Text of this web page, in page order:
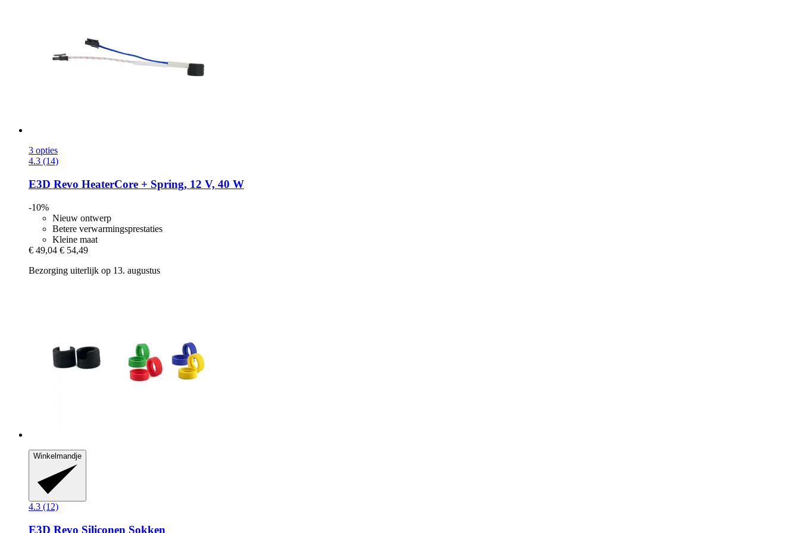
3 opties
4.3 (14)
E3D Revo HeaterCore + Spring, 12 V, 40 W
-10%
Nieuw ontwerp
Betere verwarmingsprestaties
Kleine maat
€ 49,04 € 54,49
Bezorging uiterlijk op 13. augustus
Winkelmandje
4.3 (12)
E3D Revo Siliconen Sokken